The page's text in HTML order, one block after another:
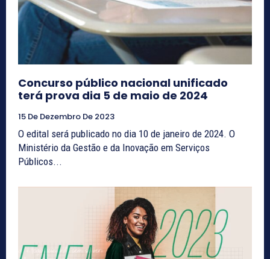
Concurso público nacional unificado
terá prova dia 5 de maio de 2024
15 De Dezembro De 2023
O edital será publicado no dia 10 de janeiro de 2024. O
Ministério da Gestão e da Inovação em Serviços
Públicos...